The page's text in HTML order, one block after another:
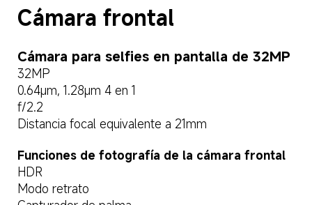
Cámara frontal
Cámara para selfies en pantalla de 32MP
32MP
0.64μm, 1.28μm 4 en 1
f/2.2
Distancia focal equivalente a 21mm
Funciones de fotografía de la cámara frontal
HDR
Modo retrato